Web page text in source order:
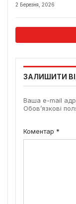
2 Березня, 2026
ЗАЛИШИТИ
Ваша e-mail
Обов’язкові
Коментар *